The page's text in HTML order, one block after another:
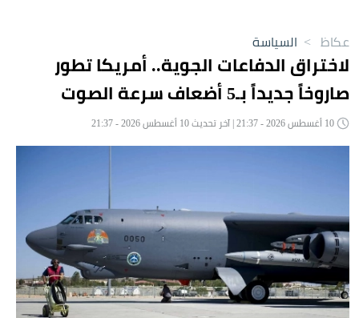
عكاظ > السياسة
لاختراق الدفاعات الجوية.. أمريكا تطور
صاروخاً جديداً بـ5 أضعاف سرعة الصوت